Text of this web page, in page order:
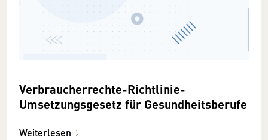
Verbraucherrechte-Richtlinie-
Umsetzungsgesetz für Gesundheitsberufe
Weiterlesen